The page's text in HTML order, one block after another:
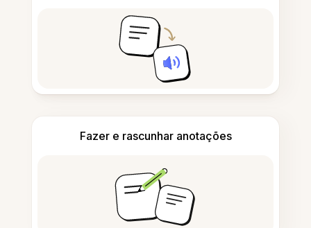
Fazer e rascunhar anotações